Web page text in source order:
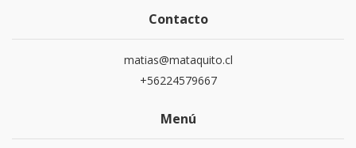
Contacto
matias@mataquito.cl
+56224579667
Menú